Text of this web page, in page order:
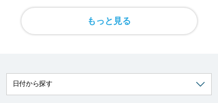
もっと見る